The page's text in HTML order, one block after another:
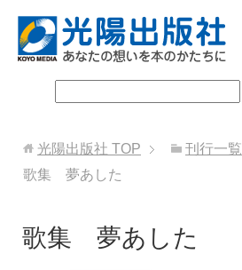
光陽出版社 TOP
刊行一覧
歌集 夢あした
歌集 夢あした